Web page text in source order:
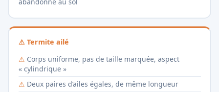
⚠ Termite ailé
Corps uniforme, pas de taille marquée, aspect
« cylindrique »
Deux paires d’ailes égales, de même longueur